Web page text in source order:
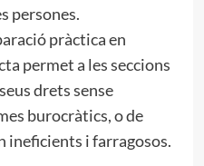
persones.
pràctica en
permet a les seccions
drets sense
burocràtics, o de
ineficients i farragosos.